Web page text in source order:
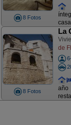
8 Fotos
8 Fotos
La
de